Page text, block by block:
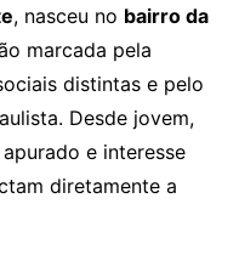
, nasceu no bairro da
marcada pela
distintas e pelo
Desde jovem,
e interesse
diretamente a